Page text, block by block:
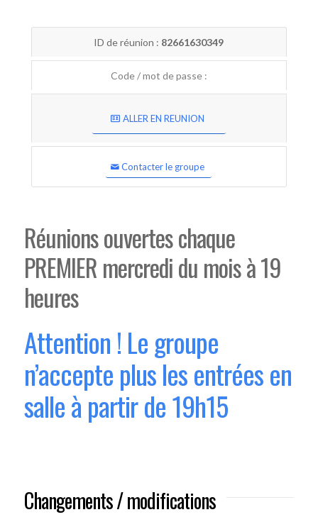
ID de réunion : 82661630349
Code / mot de passe :
ALLER EN REUNION
Contacter le groupe
Réunions ouvertes chaque
PREMIER mercredi du mois à 19
heures
Attention ! Le groupe
n’accepte plus les entrées en
salle à partir de 19h15
Changements / modifications